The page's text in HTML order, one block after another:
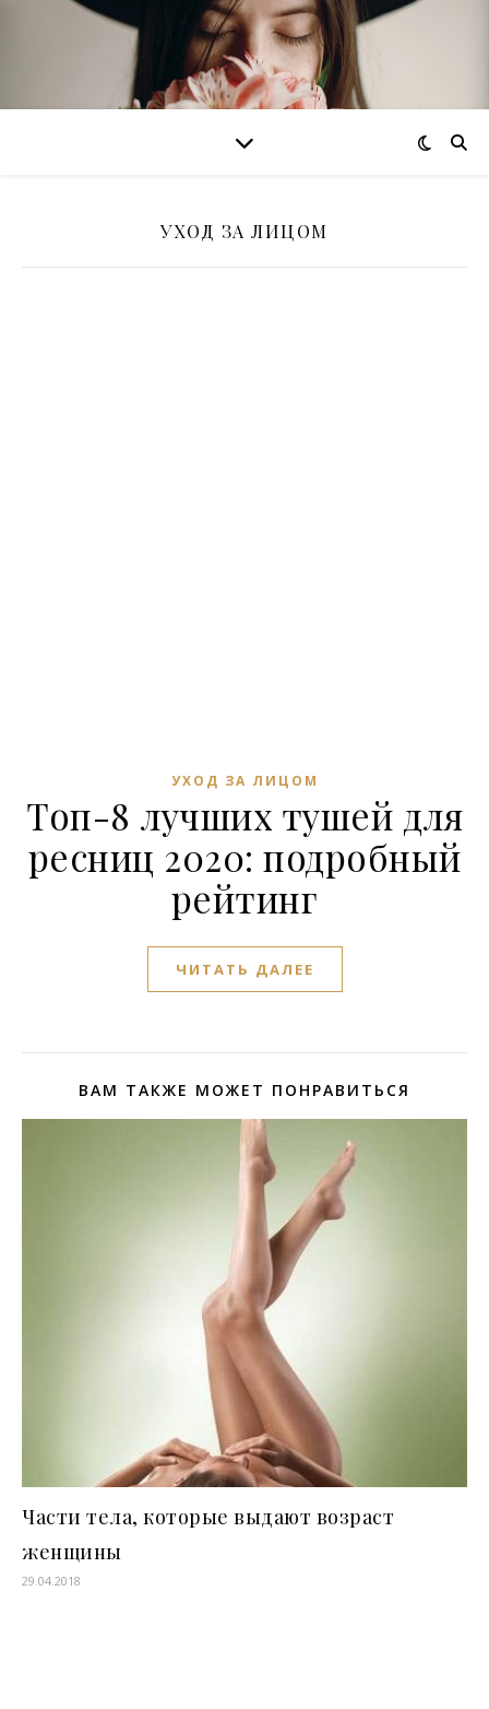
УХОД ЗА ЛИЦОМ
УХОД ЗА ЛИЦОМ
Топ-8 лучших тушей для
ресниц 2020: подробный
рейтинг
ЧИТАТЬ ДАЛЕЕ
ВАМ ТАКЖЕ МОЖЕТ ПОНРАВИТЬСЯ
Части тела, которые выдают возраст
женщины
29.04.2018